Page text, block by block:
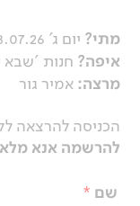
מתי? יום ג’ 28.07.26 בשעה 19:00
איפה? חנות 'שבא
מרצה: אמיר גור
הכניסה להרצאה
להרשמה אנא
שם *